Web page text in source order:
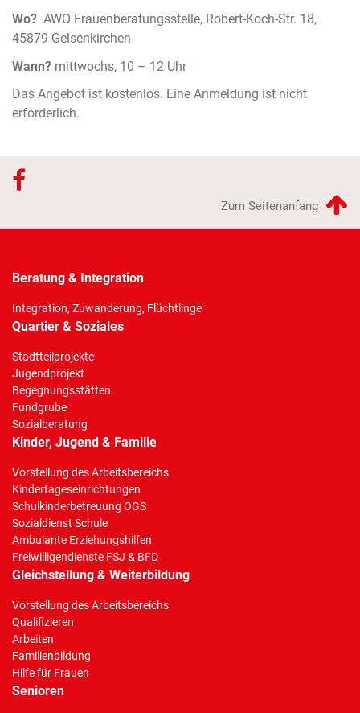
Wo? AWO Frauenberatungsstelle, Robert-Koch-Str. 18,
45879 Gelsenkirchen
Wann? mittwochs, 10 – 12 Uhr
Das Angebot ist kostenlos. Eine Anmeldung ist nicht
erforderlich.
Zum Seitenanfang
Beratung & Integration
Integration, Zuwanderung, Flüchtlinge
Quartier & Soziales
Stadtteilprojekte
Jugendprojekt
Begegnungsstätten
Fundgrube
Sozialberatung
Kinder, Jugend & Familie
Vorstellung des Arbeitsbereichs
Kindertageseinrichtungen
Schulkinderbetreuung OGS
Sozialdienst Schule
Ambulante Erziehungshilfen
Freiwilligendienste FSJ & BFD
Gleichstellung & Weiterbildung
Vorstellung des Arbeitsbereichs
Qualifizieren
Arbeiten
Familienbildung
Hilfe für Frauen
Senioren